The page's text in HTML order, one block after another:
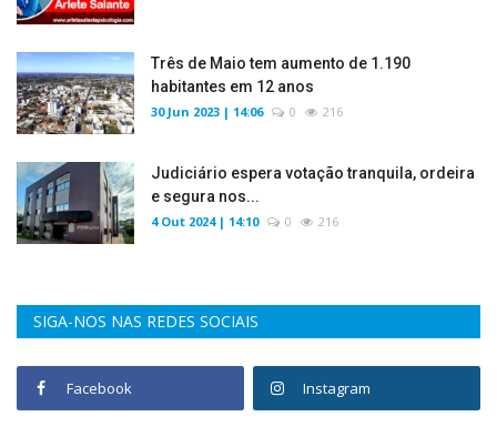
Três de Maio tem aumento de 1.190
habitantes em 12 anos
30 Jun 2023 | 14:06 0 216
Judiciário espera votação tranquila, ordeira
e segura nos...
4 Out 2024 | 14:10 0 216
SIGA-NOS NAS REDES SOCIAIS
Facebook Instagram